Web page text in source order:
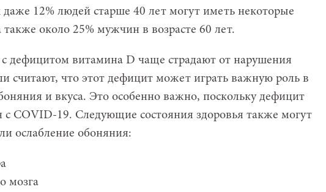
12% людей старше 40 лет могут иметь некоторые
около 25% мужчин в возрасте 60 лет.
дефицитом витамина D чаще страдают от нарушения
считают, что этот дефицит может играть важную роль в
и вкуса. Это особенно важно, поскольку дефицит
с COVID-19. Следующие состояния здоровья также могут
ослабление обоняния:
мозга